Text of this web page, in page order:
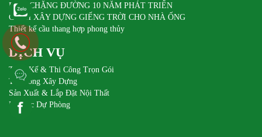
DIFA CHẶNG ĐƯỜNG 10 NĂM PHÁT TRIỂN
CÁCH XÂY DỰNG GIẾNG TRỜI CHO NHÀ ỐNG
Thiết kế cầu thang hợp phong thủy
DỊCH VỤ
Thiết Kế & Thi Công Trọn Gói
Thi Công Xây Dựng
Sản Xuất & Lắp Đặt Nội Thất
Pin Sạc Dự Phòng